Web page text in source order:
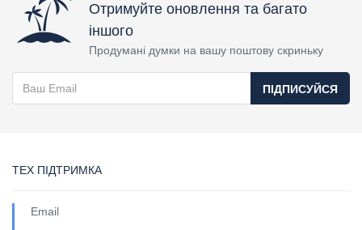
Отримуйте оновлення та багато
іншого
Продумані думки на вашу поштову скриньку
ПІДПИСУЙСЯ
ТЕХ ПІДТРИМКА
Email